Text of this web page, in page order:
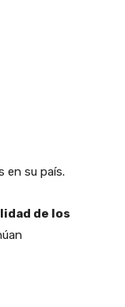
en su país.
de los